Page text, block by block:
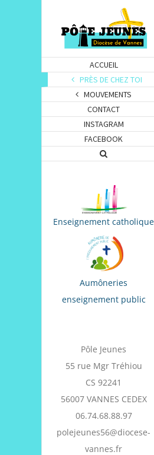
ACCUEIL
PRÈS DE CHEZ TOI
MOUVEMENTS
CONTACT
INSTAGRAM
FACEBOOK
Enseignement catholique
Aumôneries
enseignement public
Pôle Jeunes
55 rue Mgr Tréhiou
CS 92241
56007 VANNES CEDEX
06.74.68.88.97
polejeunes56@diocese-
vannes.fr